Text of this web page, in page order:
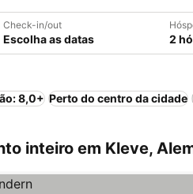
Check-in/out
Escolha as datas 2
8,0+ Perto do centro da cidade
inteiro em Kleve,